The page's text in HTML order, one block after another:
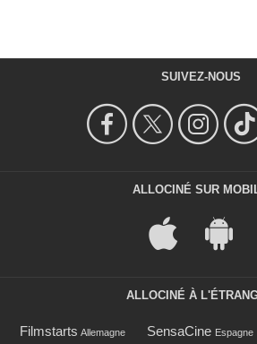
SUIVEZ-NOUS
ALLOCINÉ SUR
ALLOCINÉ À
Filmstarts Allemagne SensaCine Espagne